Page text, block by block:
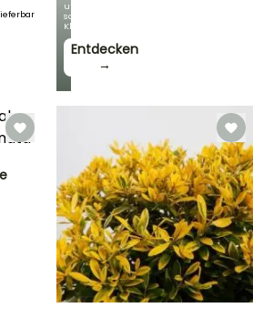
unseren
schönsten
Kletterpflanzen!
Entdecken
→